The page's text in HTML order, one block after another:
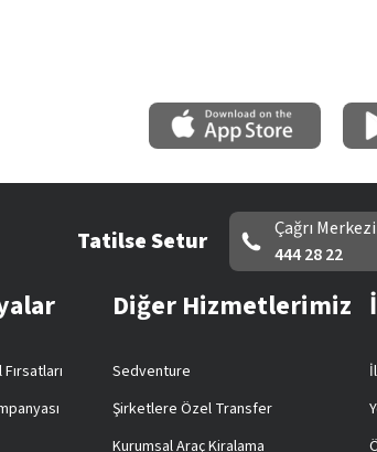
Tatilse Setur
Çağrı Merkezi
444 28 22
Diğer Hizmetlerimiz
Sedventure
Şirketlere Özel Transfer
Kurumsal Araç Kiralama